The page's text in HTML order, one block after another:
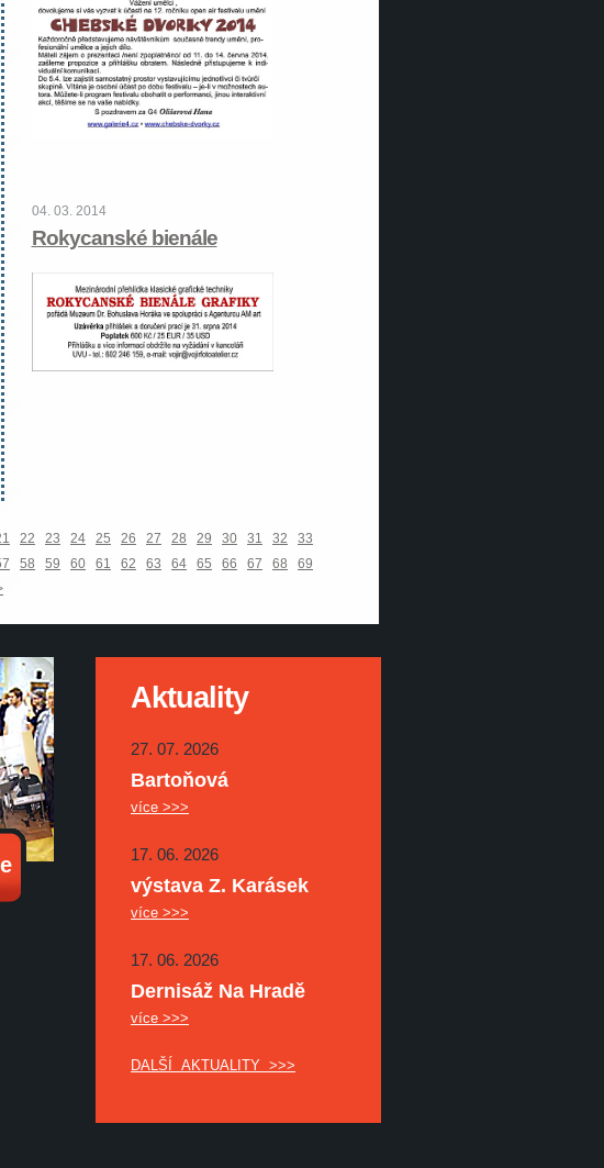
04. 03. 2014
Rokycanské bienále
22 23 24 25 26 27 28 29 30 31 32
33
58 59 60 61 62 63 64 65 66 67 68
69
Aktuality
27. 07. 2026
Bartoňová
více >>>
17. 06. 2026
výstava Z. Karásek
více >>>
17. 06. 2026
Dernisáž Na Hradě
více >>>
DALŠÍ AKTUALITY >>>